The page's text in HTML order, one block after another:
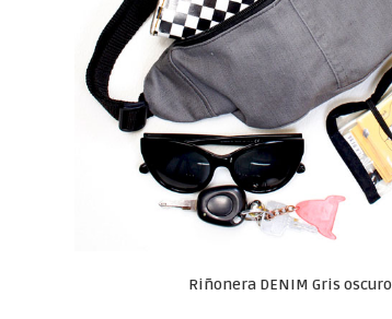
Riñonera DENIM Gris oscuro